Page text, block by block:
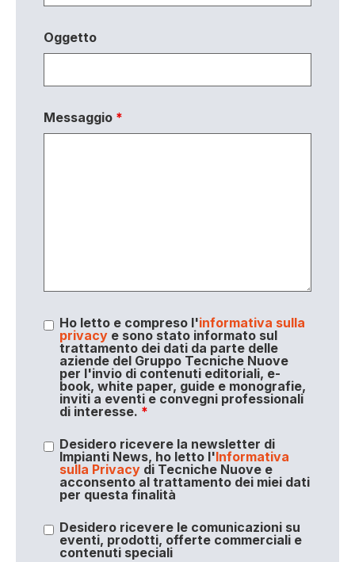
Oggetto
Messaggio *
Ho letto e compreso l'informativa sulla
privacye sono stato informato sul
trattamento dei dati da parte delle
aziende del Gruppo Tecniche Nuove
per l'invio di contenuti editoriali, e-
book, white paper, guide e monografie,
inviti a eventi e convegni professionali
di interesse. *
Desidero ricevere la newsletter di
Impianti News, ho letto l'Informativa
sulla Privacydi Tecniche Nuove e
acconsento al trattamento dei miei dati
per questa finalità
Desidero ricevere le comunicazioni su
eventi, prodotti, offerte commerciali e
contenuti speciali